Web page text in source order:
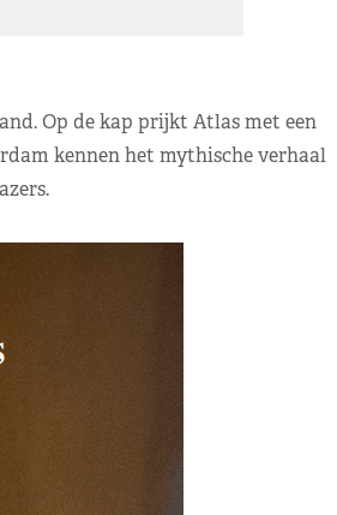
Op de kap prijkt Atlas met een
kennen het mythische verhaal